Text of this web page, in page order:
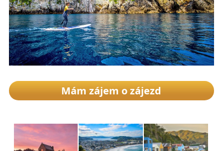
Mám zájem o zájezd